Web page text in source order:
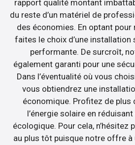
rapport qualité montant
du reste d’un matériel de
des économies. En optant
faites le choix d’une installation
performante. De surcroît,
également garanti pour une
Dans l’éventualité où vous
vous obtiendrez une
économique. Profitez de plus
l’énergie solaire en
écologique. Pour cela, n’hésitez
au plus tôt puisque notre offre à